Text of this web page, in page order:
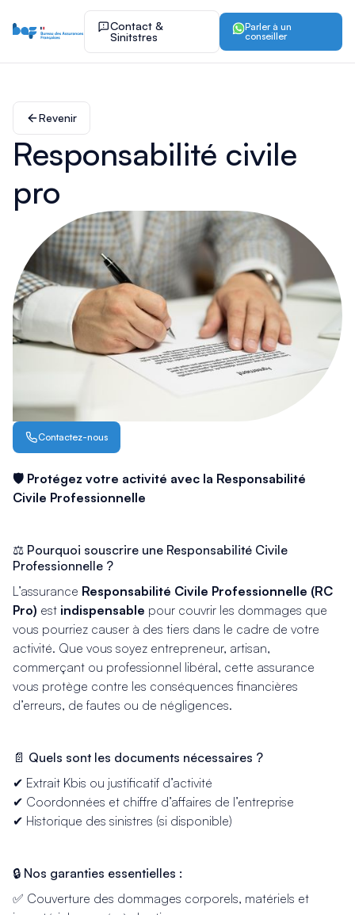
Contact &
Sinitstres
Parler à un
conseiller
Revenir
Responsabilité civile
pro
🛡 Protégez votre activité avec la Responsabilité
Civile Professionnelle
⚖ Pourquoi souscrire une Responsabilité Civile
Professionnelle ?
L’assurance Responsabilité Civile Professionnelle (RC
Pro) est indispensable pour couvrir les dommages que
vous pourriez causer à des tiers dans le cadre de votre
activité. Que vous soyez entrepreneur, artisan,
commerçant ou professionnel libéral, cette assurance
vous protège contre les conséquences financières
d’erreurs, de fautes ou de négligences.
📄 Quels sont les documents nécessaires ?
✔ Extrait Kbis ou justificatif d’activité
✔ Coordonnées et chiffre d’affaires de l’entreprise
✔ Historique des sinistres (si disponible)
🔒 Nos garanties essentielles :
✅ Couverture des dommages corporels, matériels et
Contactez-nous